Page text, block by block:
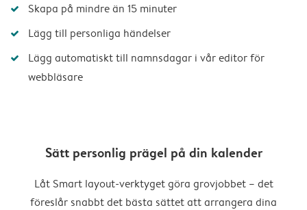
Skapa på mindre än 15 minuter
Lägg till personliga händelser
Lägg automatiskt till namnsdagar i vår editor för
webbläsare
Sätt personlig prägel på din kalender
Låt Smart layout-verktyget göra grovjobbet – det
föreslår snabbt det bästa sättet att arrangera dina